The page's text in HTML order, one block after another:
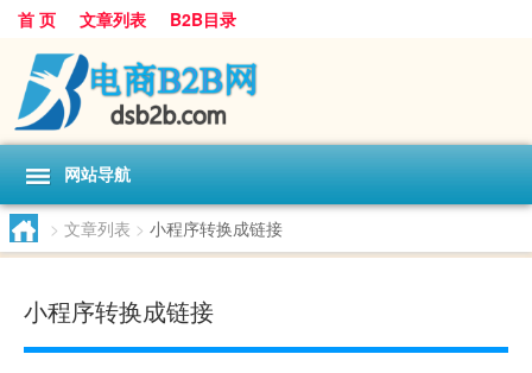
首 页 文章列表 B2B目录
网站导航
> 文章列表 > 小程序转换成链接
小程序转换成链接